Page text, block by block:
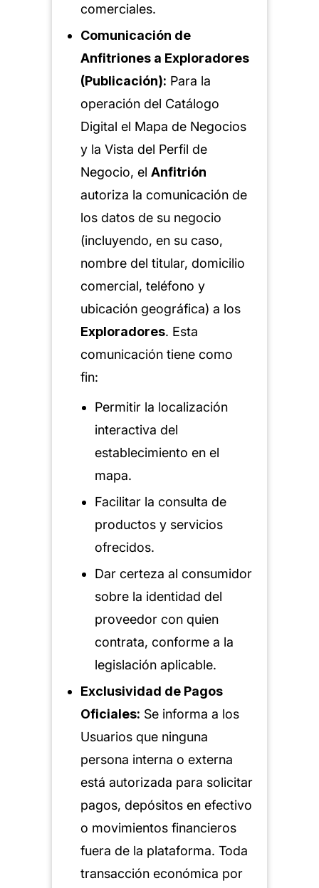
comerciales.
Comunicación de
Anfitriones a Exploradores
(Publicación): Para la
operación del Catálogo
Digital el Mapa de Negocios
y la Vista del Perfil de
Negocio, el Anfitrión
autoriza la comunicación de
los datos de su negocio
(incluyendo, en su caso,
nombre del titular, domicilio
comercial, teléfono y
ubicación geográfica) a los
Exploradores. Esta
comunicación tiene como
fin:
Permitir la localización
interactiva del
establecimiento en el
mapa.
Facilitar la consulta de
productos y servicios
ofrecidos.
Dar certeza al consumidor
sobre la identidad del
proveedor con quien
contrata, conforme a la
legislación aplicable.
Exclusividad de Pagos
Oficiales: Se informa a los
Usuarios que ninguna
persona interna o externa
está autorizada para solicitar
pagos, depósitos en efectivo
o movimientos financieros
fuera de la plataforma. Toda
transacción económica por